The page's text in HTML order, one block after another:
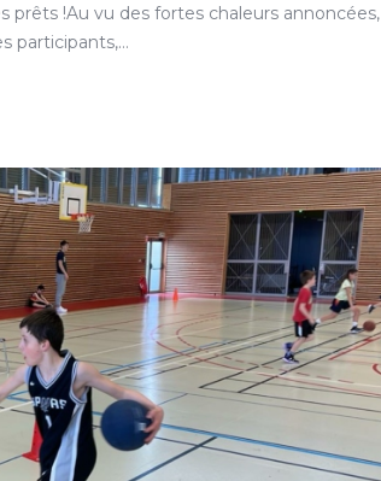
prêts !Au vu des fortes chaleurs annoncées,
participants,…